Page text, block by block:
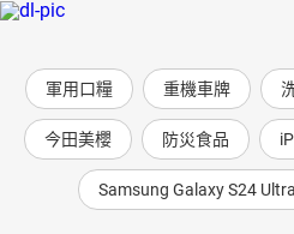
軍用口糧 重機車牌
今田美櫻 防災食品
Samsung Galaxy S24 Ultra